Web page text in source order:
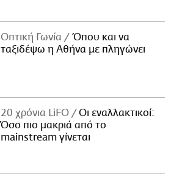
Οπτική Γωνία
Όπου και να
ταξιδέψω η Αθήνα με πληγώνει
20 χρόνια LiFO
Οι εναλλακτικοί:
Όσο πιο μακριά από το
mainstream γίνεται